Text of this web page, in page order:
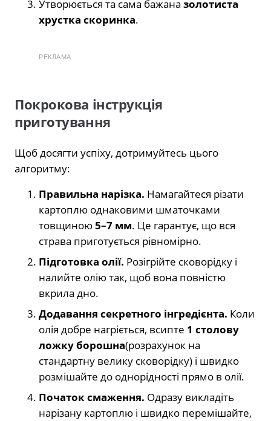
Утворюється та сама бажана золотиста
хрустка скоринка.
РЕКЛАМА
Покрокова інструкція
приготування
Щоб досягти успіху, дотримуйтесь цього
алгоритму:
Правильна нарізка. Намагайтеся різати
картоплю однаковими шматочками
товщиною5–7 мм. Це гарантує, що вся
страва приготується рівномірно.
Підготовка олії. Розігрійте сковорідку і
налийте олію так, щоб вона повністю
вкрила дно.
Додавання секретного інгредієнта. Коли
олія добре нагріється, всипте 1 столову
ложку борошна(розрахунок на
стандартну велику сковорідку) і швидко
розмішайте до однорідності прямо в олії.
Початок смаження. Одразу викладіть
нарізану картоплю і швидко перемішайте,